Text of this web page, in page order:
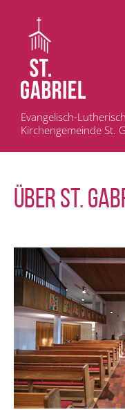
Evangelisch-
Kirchengemeinde St.
ÜBER ST.